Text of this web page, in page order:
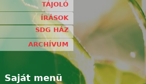
TÁJOLÓ
ÍRÁSOK
SDG HÁZ
ARCHÍVUM
Saját menü